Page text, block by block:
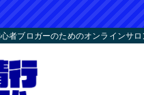
者ブロガーのためのオンラインサ